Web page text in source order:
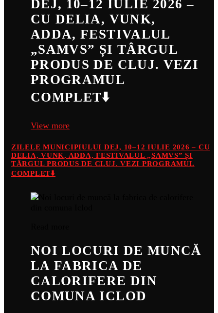
DEJ, 10–12 IULIE 2026 –
CU DELIA, VUNK,
ADDA, FESTIVALUL
„SAMVS” ȘI TÂRGUL
PRODUS DE CLUJ. VEZI
PROGRAMUL
COMPLET⬇️
View more
ZILELE MUNICIPIULUI DEJ, 10–12 IULIE 2026 – CU
DELIA, VUNK, ADDA, FESTIVALUL „SAMVS” ȘI
TÂRGUL PRODUS DE CLUJ. VEZI PROGRAMUL
COMPLET⬇️
NOI LOCURI DE MUNCĂ
LA FABRICA DE
CALORIFERE DIN
COMUNA ICLOD